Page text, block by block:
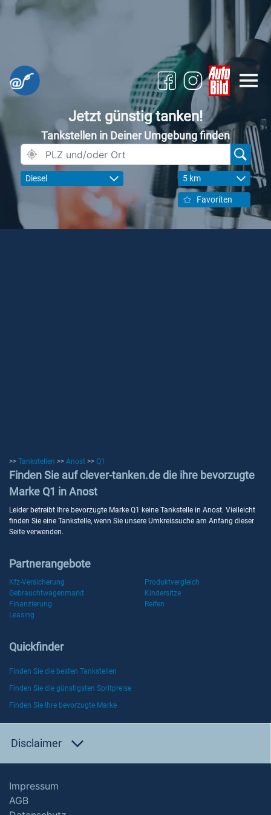
Jetzt günstig tanken!
Tankstellen in Deiner Umgebung finden
Diesel 5 km
Favoriten
>> Tankstellen >> Anost >> Q1
Finden Sie auf clever-tanken.de die ihre bevorzugte
Marke Q1 in Anost
Leider betreibt Ihre bevorzugte Marke Q1 keine Tankstelle in Anost. Vielleicht
finden Sie eine Tankstelle, wenn Sie unsere Umkreissuche am Anfang dieser
Seite verwenden.
Partnerangebote
Kfz-Versicherung
Produktvergleich
Gebrauchtwagenmarkt
Kindersitze
Finanzierung
Reifen
Leasing
Quickfinder
Finden Sie die besten Tankstellen
Finden Sie die günstigsten Spritpreise
Finden Sie Ihre bevorzugte Marke
Disclaimer
Impressum
AGB